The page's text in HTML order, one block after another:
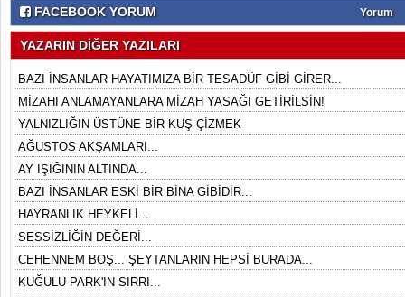
FACEBOOK YORUM Yorum
YAZARIN DİĞER YAZILARI
BAZI İNSANLAR HAYATIMIZA BİR TESADÜF GİBİ GİRER...
MİZAHI ANLAMAYANLARA MİZAH YASAĞI GETİRİLSİN!
YALNIZLIĞIN ÜSTÜNE BİR KUŞ ÇİZMEK
AĞUSTOS AKŞAMLARI...
AY IŞIĞININ ALTINDA...
BAZI İNSANLAR ESKİ BİR BİNA GİBİDİR...
HAYRANLIK HEYKELİ...
SESSİZLİĞİN DEĞERİ...
CEHENNEM BOŞ... ŞEYTANLARIN HEPSİ BURADA...
KUĞULU PARK'IN SIRRI...